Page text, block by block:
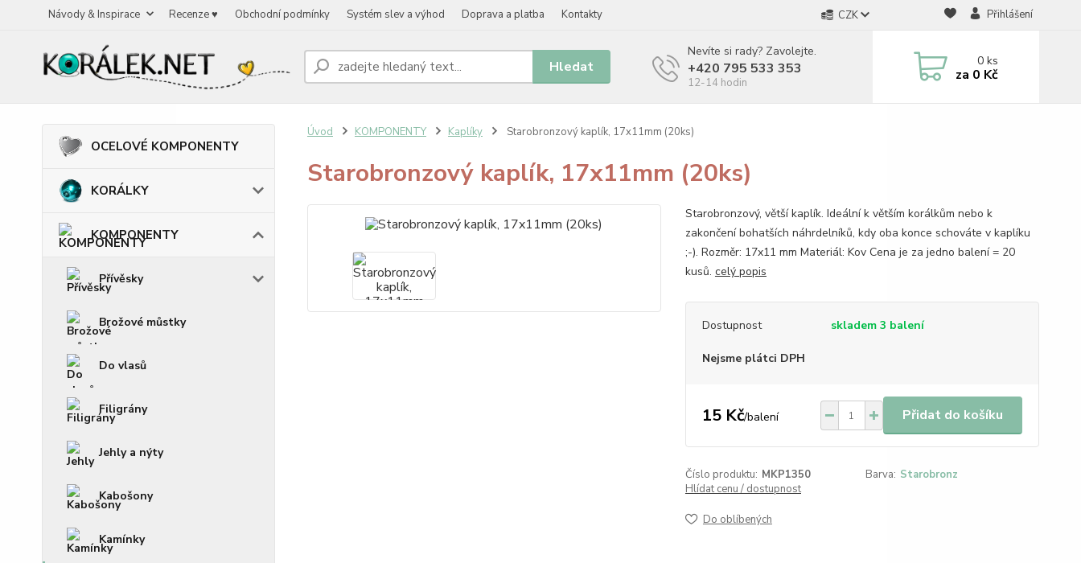
Návody & Inspirace Recenze ♥ Obchodní podmínky Systém slev a výhod Doprava a platba Kontakty CZK Přihlášení
Hledat
Nevíte si rady? Zavolejte.
+420 795 533 353
12-14 hodin
0ks
za 0 Kč
OCELOVÉ KOMPONENTY
KORÁLKY
KOMPONENTY
Přívěsky
Brožové můstky
Do vlasů
Filigrány
Jehly a nýty
Kabošony
Kamínky
Úvod KOMPONENTY Kaplíky Starobronzový kaplík, 17x11mm (20ks)
Starobronzový kaplík, 17x11mm (20ks)
Starobronzový, větší kaplík. Ideální k větším korálkům nebo k
zakončení bohatších náhrdelníků, kdy oba konce schováte v kaplíku
;-). Rozměr: 17x11 mm Materiál: Kov Cena je za jedno balení = 20
kusů. celý popis
Dostupnost skladem 3 balení
Nejsme plátci DPH
15 Kč/balení Přidat do košíku
Číslo produktu: MKP1350 Barva: Starobronz
Hlídat cenu / dostupnost
Do oblíbených